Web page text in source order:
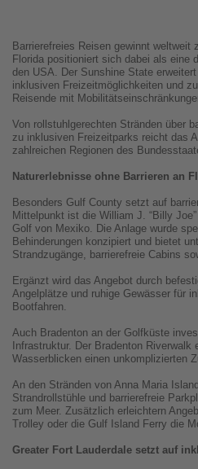
Barrierefreies Reisen gewinnt weltweit
Florida positioniert sich dabei als eine
den USA. Der Sunshine State
inklusiven Freizeitmöglichkeiten und
Reisende mit
Von rollstuhlgerechten Stränden über
zu inklusiven Freizeitparks reicht das
zahlreichen Regionen des
Naturerlebnisse ohne Barrieren an
Besonders Gulf County setzt auf
Mittelpunkt ist die William J. “Billy
Golf von Mexiko. Die Anlage wurde
Behinderungen konzipiert und bietet
Strandzugänge, barrierefreie Cabins
Ergänzt wird das Angebot durch
Angelplätze und ruhige Gewässer für
Bootfahren.
Auch Bradenton an der Golfküste
Infrastruktur. Der Bradenton
Wasserblicken einen unkomplizierten
An den Stränden von Anna Maria
Strandrollstühle und barrierefreie
zum Meer. Zusätzlich erleichtern
Trolley oder die Gulf Island Ferry die
Greater Fort Lauderdale setzt auf